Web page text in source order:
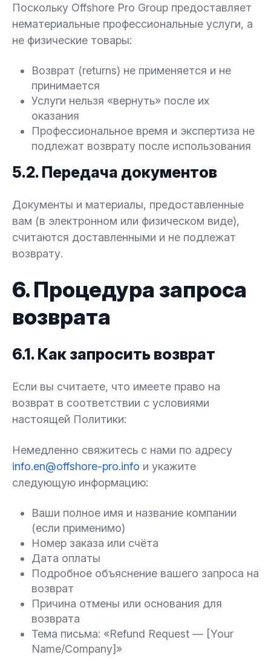
Поскольку Offshore Pro Group предоставляет
нематериальные профессиональные услуги, а
не физические товары:
Возврат (returns) не применяется и не
принимается
Услуги нельзя «вернуть» после их
оказания
Профессиональное время и экспертиза не
подлежат возврату после использования
5.2. Передача документов
Документы и материалы, предоставленные
вам (в электронном или физическом виде),
считаются доставленными и не подлежат
возврату.
6. Процедура запроса
возврата
6.1. Как запросить возврат
Если вы считаете, что имеете право на
возврат в соответствии с условиями
настоящей Политики:
Немедленно свяжитесь с нами по адресу
info.en@offshore-pro.info и укажите
следующую информацию:
Ваши полное имя и название компании
(если применимо)
Номер заказа или счёта
Дата оплаты
Подробное объяснение вашего запроса на
возврат
Причина отмены или основания для
возврата
Тема письма: «Refund Request — [Your
Name/Company]»